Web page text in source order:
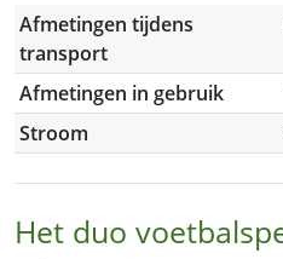
Afmetingen tijdens
transport
Afmetingen in gebruik
Stroom
Het duo